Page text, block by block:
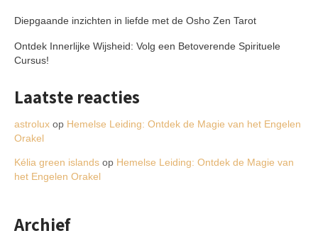
Diepgaande inzichten in liefde met de Osho Zen Tarot
Ontdek Innerlijke Wijsheid: Volg een Betoverende Spirituele
Cursus!
Laatste reacties
astrolux op Hemelse Leiding: Ontdek de Magie van het Engelen
Orakel
Kélia green islands op Hemelse Leiding: Ontdek de Magie van
het Engelen Orakel
Archief